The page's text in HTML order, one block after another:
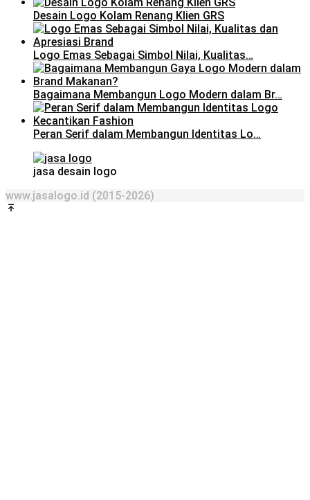
Desain Logo Kolam Renang Klien GRS
Logo Emas Sebagai Simbol Nilai, Kualitas…
Bagaimana Membangun Logo Modern dalam Br…
Peran Serif dalam Membangun Identitas Lo…
jasa desain logo
www.jasalogo.id (2015-2026)